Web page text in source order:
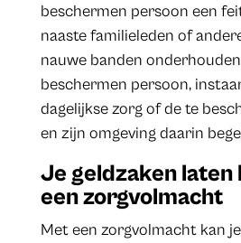
beschermen persoon een
naaste familieleden of
nauwe banden
beschermen persoon,
dagelijkse zorg of de te
en zijn omgeving daarin
Je geldzaken laten
een zorgvolmacht
Met een zorgvolmacht kan